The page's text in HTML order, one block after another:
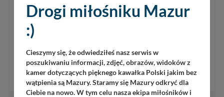
jezioro Guzianka Wielka
Mazurach. Jest to długie i wąskie jezioro polodowcowe.
Przez jezioro Guzianka Mała i Śluzę Guzianka łączy się z
jeziorem Bełdany. Można...
Drogi miłośniku Mazur
:)
Cieszymy się, że odwiedziłeś nasz serwis w
poszukiwaniu informacji, zdjęć, obrazów, widoków z
kamer dotyczących pięknego kawałka Polski jakim bez
wątpienia są Mazury. Staramy się Mazury odkryć dla
Ciebie na nowo. W tym celu nasza ekipa miłośników i